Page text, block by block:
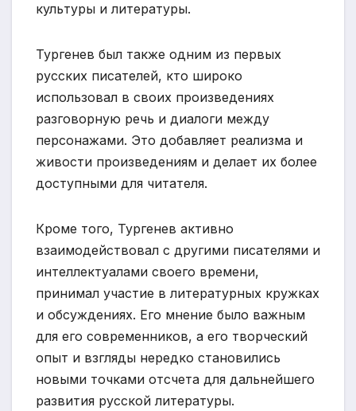
культуры и литературы.
Тургенев был также одним из первых
русских писателей, кто широко
использовал в своих произведениях
разговорную речь и диалоги между
персонажами. Это добавляет реализма и
живости произведениям и делает их более
доступными для читателя.
Кроме того, Тургенев активно
взаимодействовал с другими писателями и
интеллектуалами своего времени,
принимал участие в литературных кружках
и обсуждениях. Его мнение было важным
для его современников, а его творческий
опыт и взгляды нередко становились
новыми точками отсчета для дальнейшего
развития русской литературы.